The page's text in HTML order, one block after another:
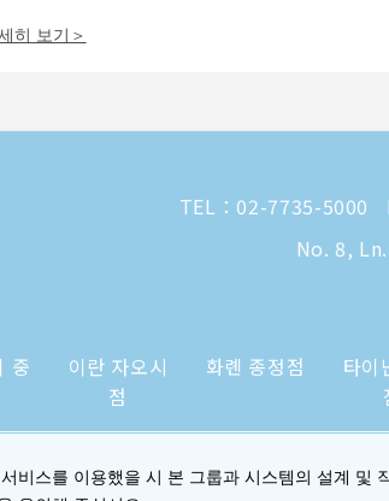
히 보기＞
TEL： 02-7735-5000
No. 8,
중
이란 자오시
점
화롄 종정점
타이
비스를 이용했을 시 본 그룹과 시스템의 설계 및